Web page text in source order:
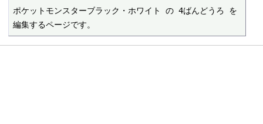
ポケットモンスターブラック・ホワイト の 4ばんどうろ を
編集するページです。